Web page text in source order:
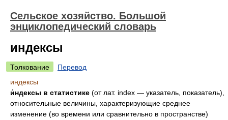
Сельское хозяйство. Большой
энциклопедический словарь
индексы
Толкование
Перевод
индексы
и́ндексы в статистике (от лат. index — указатель, показатель),
относительные величины, характеризующие среднее
изменение (во времени или сравнительно в пространстве)